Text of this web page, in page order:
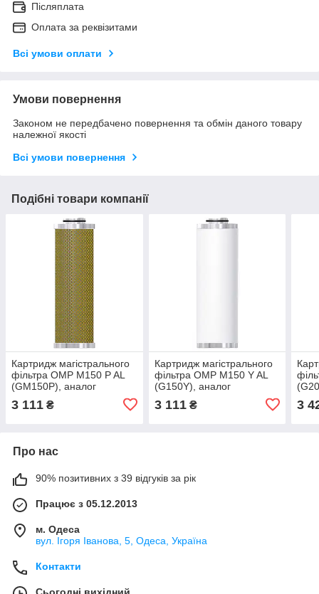
Післяплата
Оплата за реквізитами
Всі умови оплати
Умови повернення
Законом не передбачено повернення та обмін даного товару
належної якості
Всі умови повернення
Подібні товари компанії
Картридж магістрального
фільтра OMP M150 P AL
(GM150P), аналог
Drytec, Ozen
3 111 ₴
Картридж магістрального
фільтра OMP M150 Y AL
(G150Y), аналог
Drytec, Ozen
3 111₴ 3
Про нас
90% позитивних з 39 відгуків за рік
Працює з 05.12.2013
м. Одеса
вул. Ігоря Іванова, 5, Одеса, Україна
Контакти